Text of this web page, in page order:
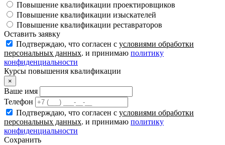
Повышение квалификации проектировщиков
Повышение квалификации изыскателей
Повышение квалификации реставраторов
Оставить заявку
Подтверждаю, что согласен с условиями обработки
персональных данных. и принимаю политику
конфиденциальности
Курсы повышения квалификации
×
Ваше имя
Телефон
Подтверждаю, что согласен с условиями обработки
персональных данных. и принимаю политику
конфиденциальности
Сохранить